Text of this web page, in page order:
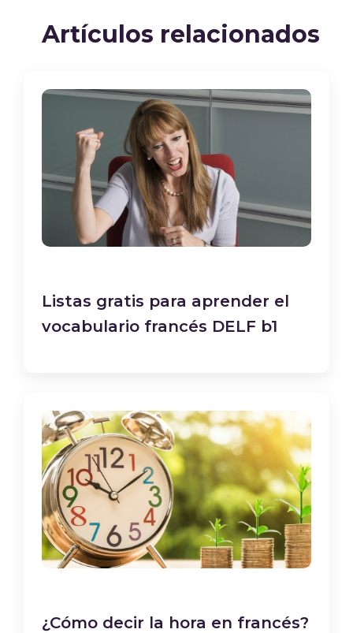
Artículos relacionados
Listas gratis para aprender el
vocabulario francés DELF b1
¿Cómo decir la hora en francés?